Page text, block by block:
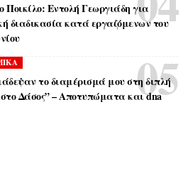
Ποικίλο: Εντολή Γεωργιάδη για
διαδικασία κατά εργαζόμενων του
το διαμέρισμά μου στη διπλή
Δάσος” – Αποτυπώματα και dna